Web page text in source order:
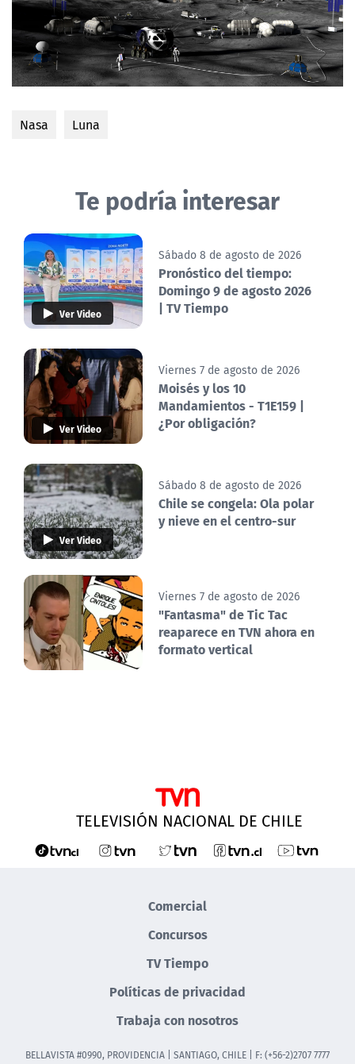
Nasa Luna
Te podría interesar
Ver Video
Sábado 8 de agosto de 2026
Pronóstico del tiempo:
Domingo 9 de agosto 2026
| TV Tiempo
Ver Video
Viernes 7 de agosto de 2026
Moisés y los 10
Mandamientos - T1E159 |
¿Por obligación?
Ver Video
Sábado 8 de agosto de 2026
Chile se congela: Ola polar
y nieve en el centro-sur
Viernes 7 de agosto de 2026
"Fantasma" de Tic Tac
reaparece en TVN ahora en
formato vertical
TELEVISIÓN NACIONAL DE CHILE
Comercial
Concursos
TV Tiempo
Políticas de privacidad
Trabaja con nosotros
BELLAVISTA #0990, PROVIDENCIA | SANTIAGO, CHILE | F: (+56-2)2707 7777